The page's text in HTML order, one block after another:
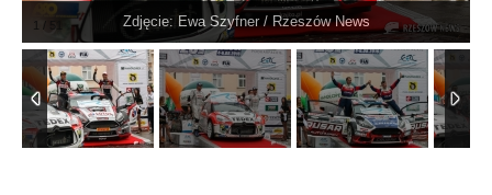
1 / Zdjęcie: Ewa Szyfner / Rzeszów News